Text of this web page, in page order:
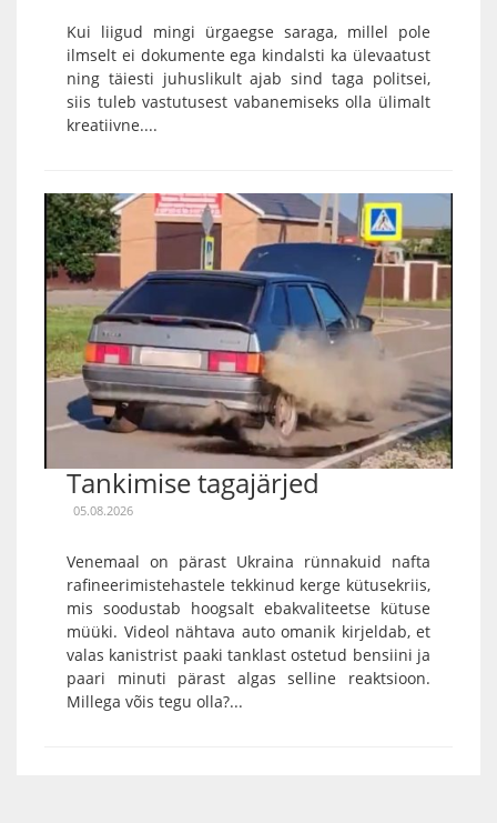
Kui liigud mingi ürgaegse saraga, millel pole
ilmselt ei dokumente ega kindalsti ka ülevaatust
ning täiesti juhuslikult ajab sind taga politsei,
siis tuleb vastutusest vabanemiseks olla ülimalt
kreatiivne....
Tankimise tagajärjed
05.08.2026
Venemaal on pärast Ukraina rünnakuid nafta
rafineerimistehastele tekkinud kerge kütusekriis,
mis soodustab hoogsalt ebakvaliteetse kütuse
müüki. Videol nähtava auto omanik kirjeldab, et
valas kanistrist paaki tanklast ostetud bensiini ja
paari minuti pärast algas selline reaktsioon.
Millega võis tegu olla?...